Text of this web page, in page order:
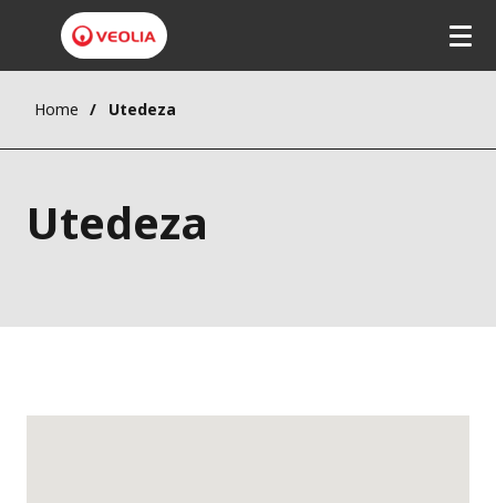
Home Utedeza
Utedeza